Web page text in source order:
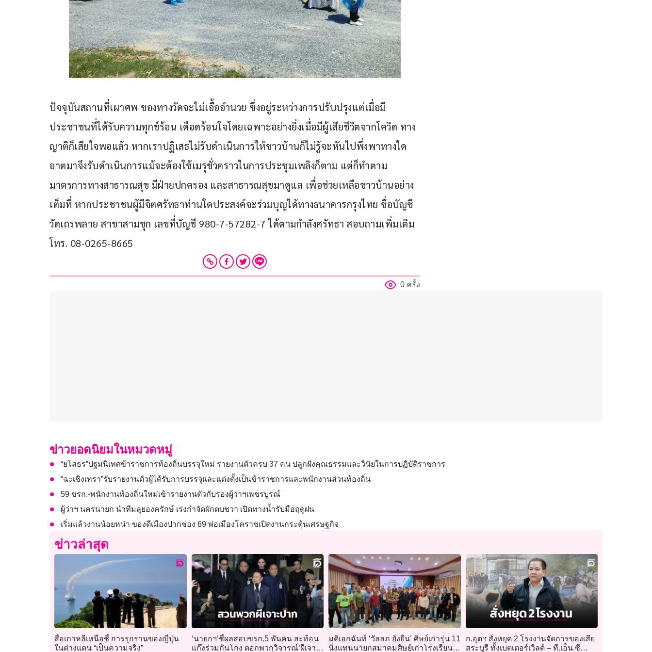
ปัจจุบันสถานที่เผาศพ ของทางวัดจะไม่เอื้ออำนวย ซึ่งอยู่ระหว่างการปรับปรุงแต่เมื่อมี
ประชาชนที่ได้รับความทุกข์ร้อน เดือดร้อนใจโดยเฉพาะอย่างยิ่งเมื่อมีผู้เสียชีวิตจากโควิด ทาง
ญาติก็เสียใจพอแล้ว หากเราปฏิเสธไม่รับดำเนินการให้ชาวบ้านก็ไม่รู้จะหันไปพึ่งพาทางใด
อาตมาจึงรับดำเนินการแม้จะต้องใช้เมรุชั่วคราวในการประชุมเพลิงก็ตาม แต่ก็ทำตาม
มาตรการทางสาธารณสุข มีฝ่ายปกครอง และสาธารณสุขมาดูแล เพื่อช่วยเหลือชาวบ้านอย่าง
เต็มที่ หากประชาชนผู้มีจิตศรัทธาท่านใดประสงค์จะร่วมบุญได้ทางธนาคารกรุงไทย ชื่อบัญชี
วัดเถรพลาย สาขาสามชุก เลขที่บัญชี 980-7-57282-7 ได้ตามกำลังศรัทธา สอบถามเพิ่มเติม
โทร. 08-0265-8665
0 ครั้ง
ข่าวยอดนิยมในหมวดหมู่
“ยโสธร”ปฐมนิเทศข้าราชการท้องถิ่นบรรจุใหม่ รายงานตัวครบ 37 คน ปลูกฝังคุณธรรมและวินัยในการปฏิบัติราชการ
“ฉะเชิงเทรา”รับรายงานตัวผู้ได้รับการบรรจุและแต่งตั้งเป็นข้าราชการและพนักงานส่วนท้องถิ่น
59 ขรก.-พนักงานท้องถิ่นใหม่เข้ารายงานตัวกับรองผู้ว่าฯเพชรบูรณ์
ผู้ว่าฯ นครนายก นำทีมลุยองครักษ์ เร่งกำจัดผักตบชวา เปิดทางน้ำรับมือฤดูฝน
เริ่มแล้วงานน้อยหน่า ของดีเมืองปากช่อง 69 พ่อเมืองโคราชเปิดงานกระตุ้นเศรษฐกิจ
ข่าวล่าสุด
สื่อเกาหลีเหนือชี้ การรุกรานของญี่ปุ่น
ในต่างแดน “เป็นความจริง”
‘นายกฯ’ชี้ผลสอบขรก.5 พันคน สะท้อน
แก๊งร่วมกันโกง ตอกพวกวิจารณ์’ผีเจาะ
มติเอกฉันท์ ‘วัลลภ ยั่งยืน’ ศิษย์เก่ารุ่น 11
นั่งแทนนายกสมาคมศิษย์เก่าโรงเรียน
ก.อุตฯ สั่งหยุด 2 โรงงานจัดการของเสีย
สระบุรี ทั้งเบตเตอร์เวิลด์ – ที.เอ็น.ซี